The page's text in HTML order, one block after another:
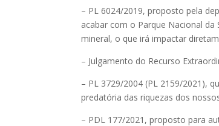
– PL 6024/2019, proposto pela
acabar com o Parque Nacional
mineral, o que irá impactar
– Julgamento do Recurso
– PL 3729/2004 (PL 2159/2021),
predatória das riquezas dos
– PDL 177/2021, proposto para